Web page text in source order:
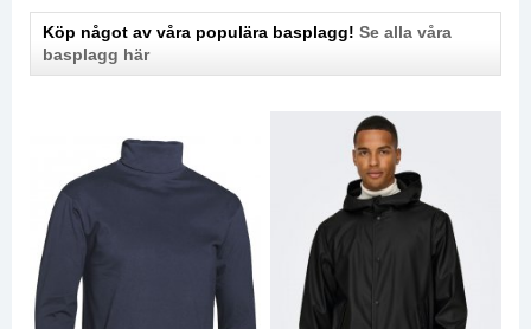
Köp något av våra populära basplagg! Se alla våra
basplagg här